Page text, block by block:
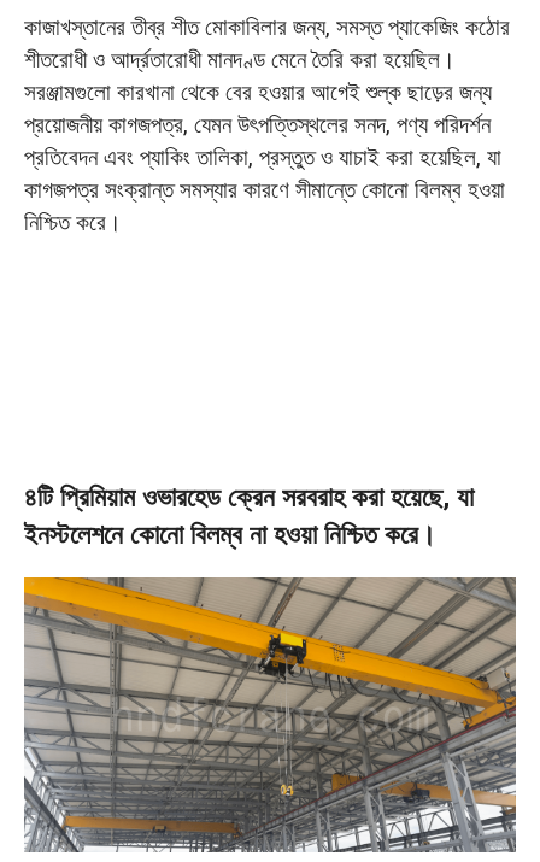
কাজাখস্তানের তীব্র শীত মোকাবিলার জন্য, সমস্ত প্যাকেজিং কঠোর
শীতরোধী ও আর্দ্রতারোধী মানদণ্ড মেনে তৈরি করা হয়েছিল।
সরঞ্জামগুলো কারখানা থেকে বের হওয়ার আগেই শুল্ক ছাড়ের জন্য
প্রয়োজনীয় কাগজপত্র, যেমন উৎপত্তিস্থলের সনদ, পণ্য পরিদর্শন
প্রতিবেদন এবং প্যাকিং তালিকা, প্রস্তুত ও যাচাই করা হয়েছিল, যা
কাগজপত্র সংক্রান্ত সমস্যার কারণে সীমান্তে কোনো বিলম্ব হওয়া
নিশ্চিত করে।
৪টি প্রিমিয়াম ওভারহেড ক্রেন সরবরাহ করা হয়েছে, যা
ইনস্টলেশনে কোনো বিলম্ব না হওয়া নিশ্চিত করে।